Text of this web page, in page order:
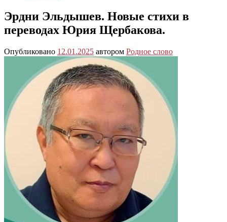
Эрдни Эльдышев. Новые стихи в
переводах Юрия Щербакова.
Опубликовано 12.01.2025 автором Родное слово